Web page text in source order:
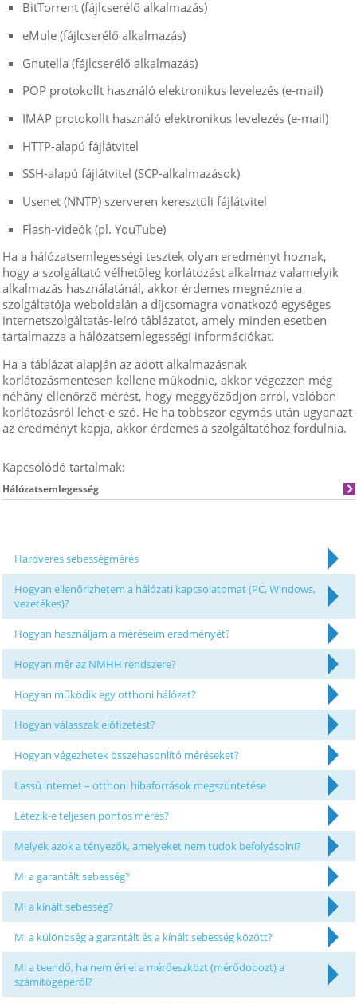
BitTorrent (fájlcserélő alkalmazás)
eMule (fájlcserélő alkalmazás)
Gnutella (fájlcserélő alkalmazás)
POP protokollt használó elektronikus levelezés (e-mail)
IMAP protokollt használó elektronikus levelezés (e-mail)
HTTP-alapú fájlátvitel
SSH-alapú fájlátvitel (SCP-alkalmazások)
Usenet (NNTP) szerveren keresztüli fájlátvitel
Flash-videók (pl. YouTube)
Ha a hálózatsemlegességi tesztek olyan eredményt hoznak,
hogy a szolgáltató vélhetőleg korlátozást alkalmaz valamelyik
alkalmazás használatánál, akkor érdemes megnéznie a
szolgáltatója weboldalán a díjcsomagra vonatkozó egységes
internetszolgáltatás-leíró táblázatot, amely minden esetben
tartalmazza a hálózatsemlegességi információkat.
Ha a táblázat alapján az adott alkalmazásnak
korlátozásmentesen kellene működnie, akkor végezzen még
néhány ellenőrző mérést, hogy meggyőződjön arról, valóban
korlátozásról lehet-e szó. He ha többször egymás után ugyanazt
az eredményt kapja, akkor érdemes a szolgáltatóhoz fordulnia.
Kapcsolódó tartalmak:
Hálózatsemlegesség
Hardveres sebességmérés
Hogyan ellenőrizhetem a hálózati kapcsolatomat (PC, Windows,
vezetékes)?
Hogyan használjam a méréseim eredményét?
Hogyan mér az NMHH rendszere?
Hogyan működik egy otthoni hálózat?
Hogyan válasszak előfizetést?
Hogyan végezhetek összehasonlító méréseket?
Lassú internet – otthoni hibaforrások megszüntetése
Létezik-e teljesen pontos mérés?
Melyek azok a tényezők, amelyeket nem tudok befolyásolni?
Mi a garantált sebesség?
Mi a kínált sebesség?
Mi a különbség a garantált és a kínált sebesség között?
Mi a teendő, ha nem éri el a mérőeszközt (mérődobozt) a
számítógépéről?